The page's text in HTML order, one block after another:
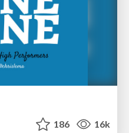
186 16k